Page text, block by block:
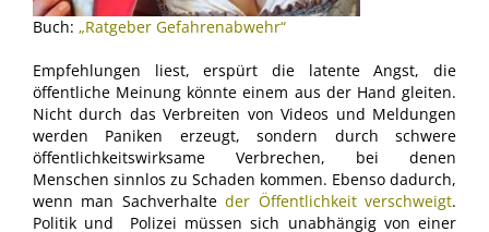
Buch: „Ratgeber Gefahrenabwehr“
Empfehlungen liest, erspürt die latente Angst, die
öffentliche Meinung könnte einem aus der Hand gleiten.
Nicht durch das Verbreiten von Videos und Meldungen
werden Paniken erzeugt, sondern durch schwere
öffentlichkeitswirksame Verbrechen, bei denen
Menschen sinnlos zu Schaden kommen. Ebenso dadurch,
wenn man Sachverhalteder Öffentlichkeit verschweigt.
Politik und Polizei müssen sich unabhängig von einer